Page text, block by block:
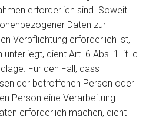
erforderlich sind. Soweit
Daten zur
Verpflichtung erforderlich ist,
unterliegt, dient Art. 6 Abs. 1 lit. c
Für den Fall, dass
der betroffenen Person oder
Person eine Verarbeitung
erforderlich machen, dient